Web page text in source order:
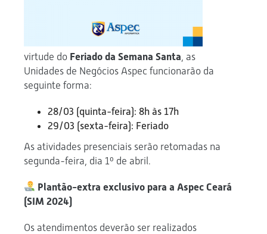
virtude do Feriado da Semana Santa, as
Unidades de Negócios Aspec funcionarão da
seguinte forma:
28/03 (quinta-feira): 8h às 17h
29/03 (sexta-feira): Feriado
As atividades presenciais serão retomadas na
segunda-feira, dia 1º de abril.
Plantão-extra exclusivo para a Aspec Ceará
(SIM 2024)
Os atendimentos deverão ser realizados